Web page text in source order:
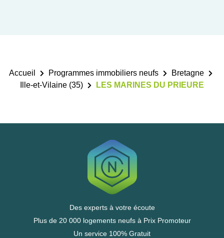
Accueil Programmes immobiliers neufs
Bretagne
Ille-et-Vilaine (35)
LES MARINES DU PRIEURE
Des experts à votre écoute
Plus de 20 000 logements neufs à Prix Promoteur
Un service 100% Gratuit